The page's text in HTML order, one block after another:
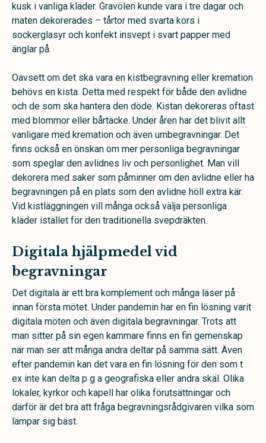
kusk i vanliga kläder. Gravölen kunde vara i tre dagar och
maten dekorerades – tårtor med svarta kors i
sockerglasyr och konfekt insvept i svart papper med
änglar på.
Oavsett om det ska vara en kistbegravning eller kremation
behövs en kista. Detta med respekt för både den avlidne
och de som ska hantera den döde. Kistan dekoreras oftast
med blommor eller bårtäcke. Under åren har det blivit allt
vanligare med kremation och även urnbegravningar. Det
finns också en önskan om mer personliga begravningar
som speglar den avlidnes liv och personlighet. Man vill
dekorera med saker som påminner om den avlidne eller ha
begravningen på en plats som den avlidne höll extra kär.
Vid kistläggningen vill många också välja personliga
kläder istället för den traditionella svepdräkten.
Digitala hjälpmedel vid
begravningar
Det digitala är ett bra komplement och många läser på
innan första mötet. Under pandemin har en fin lösning varit
digitala möten och även digitala begravningar. Trots att
man sitter på sin egen kammare finns en fin gemenskap
när man ser att många andra deltar på samma sätt. Även
efter pandemin kan det vara en fin lösning för den som t
ex inte kan delta p g a geografiska eller andra skäl. Olika
lokaler, kyrkor och kapell har olika förutsättningar och
därför är det bra att fråga begravningsrådgivaren vilka som
lämpar sig bäst.